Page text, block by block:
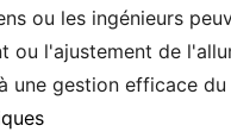
ou les ingénieurs
ou l'ajustement de
une gestion efficace